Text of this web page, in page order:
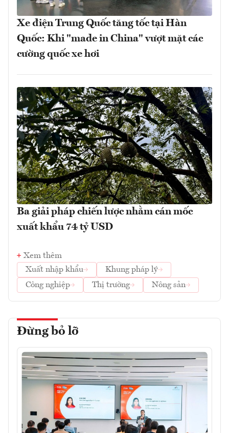
Xe điện Trung Quốc tăng tốc tại Hàn
Quốc: Khi "made in China" vượt mặt các
cường quốc xe hơi
Ba giải pháp chiến lược nhằm cán mốc
xuất khẩu 74 tỷ USD
Xem thêm
Xuất nhập khẩu
Khung pháp lý
Công nghiệp
Thị trường Nông sản
Đừng bỏ lỡ